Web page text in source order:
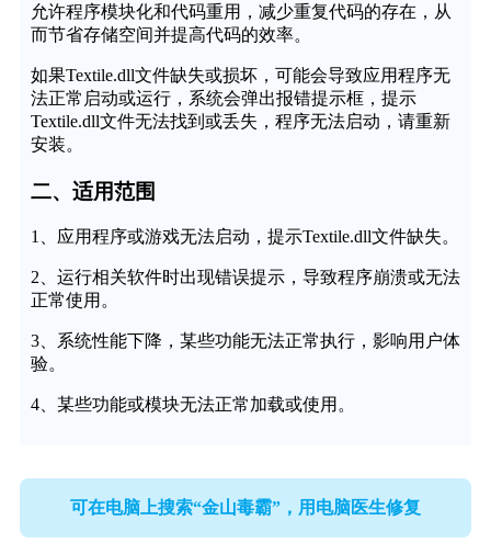
允许程序模块化和代码重用，减少重复代码的存在，从
而节省存储空间并提高代码的效率。
如果Textile.dll文件缺失或损坏，可能会导致应用程序无
法正常启动或运行，系统会弹出报错提示框，提示
Textile.dll文件无法找到或丢失，程序无法启动，请重新
安装。
二、适用范围
1、应用程序或游戏无法启动，提示Textile.dll文件缺失。
2、运行相关软件时出现错误提示，导致程序崩溃或无法
正常使用。
3、系统性能下降，某些功能无法正常执行，影响用户体
验。
4、某些功能或模块无法正常加载或使用。
可在电脑上搜索“金山毒霸”，用电脑医生修复